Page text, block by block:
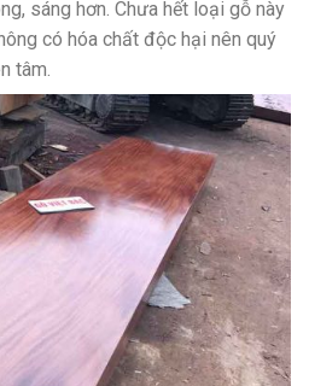
sáng hơn. Chưa hết loại gỗ này
có hóa chất độc hại nên quý
tâm.